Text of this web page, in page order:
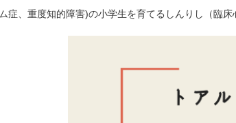
症、重度知的障害)の小学生を育てるしんりし（臨